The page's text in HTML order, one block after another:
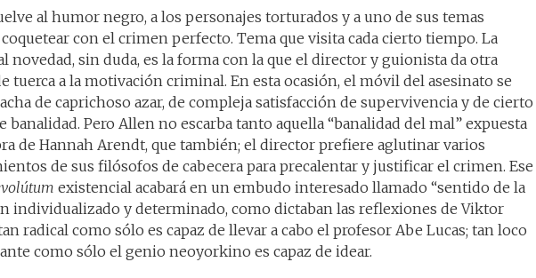
al humor negro, a los personajes torturados y a uno de sus temas
con el crimen perfecto. Tema que visita cada cierto tiempo. La
novedad, sin duda, es la forma con la que el director y guionista da otra
tuerca a la motivación criminal. En esta ocasión, el móvil del asesinato se
de caprichoso azar, de compleja satisfacción de supervivencia y de cierto
banalidad. Pero Allen no escarba tanto aquella “banalidad del mal” expuesta
de Hannah Arendt, que también; el director prefiere aglutinar varios
de sus filósofos de cabecera para precalentar y justificar el crimen. Ese
existencial acabará en un embudo interesado llamado “sentido de la
individualizado y determinado, como dictaban las reflexiones de Viktor
radical como sólo es capaz de llevar a cabo el profesor Abe Lucas; tan loco
como sólo el genio neoyorkino es capaz de idear.